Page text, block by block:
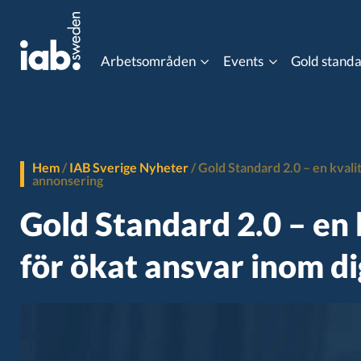
Arbetsområden
Gaming
Events
MIXX Awards
Programmatic Event
Gold
Hem/ IAB Sverige Nyheter/Gold Standard 2.0 – en
annonsering
Gold Standard 2.0 –
för ökat ansvar inom